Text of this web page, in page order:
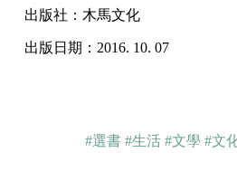
出版社：木馬文化
出版日期：2016. 10. 07
#選書 #生活 #文學 #文